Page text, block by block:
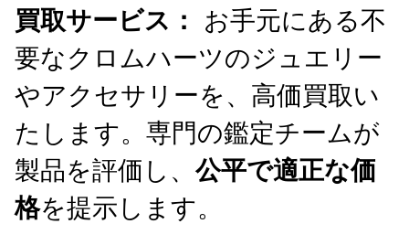
買取サービス ： お手元にある不
要なクロムハーツのジュエリー
やアクセサリーを、高価買取い
たします。専門の鑑定チームが
製品を評価し、 公平で適正な価
格を提示します。